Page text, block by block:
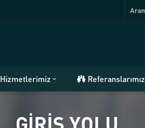
Hizmetlerimiz Referanslarımız